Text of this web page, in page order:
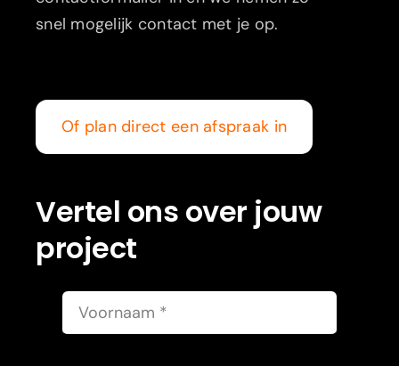
snel mogelijk contact met je op.
Of plan direct een afspraak in
Vertel ons over jouw
project